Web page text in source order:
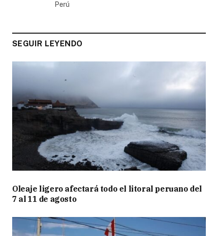
Perú
SEGUIR LEYENDO
Oleaje ligero afectará todo el litoral peruano del
7 al 11 de agosto